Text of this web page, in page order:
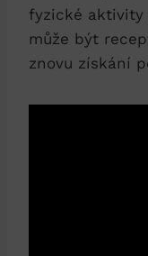
fyzické aktivity
může být
znovu získání